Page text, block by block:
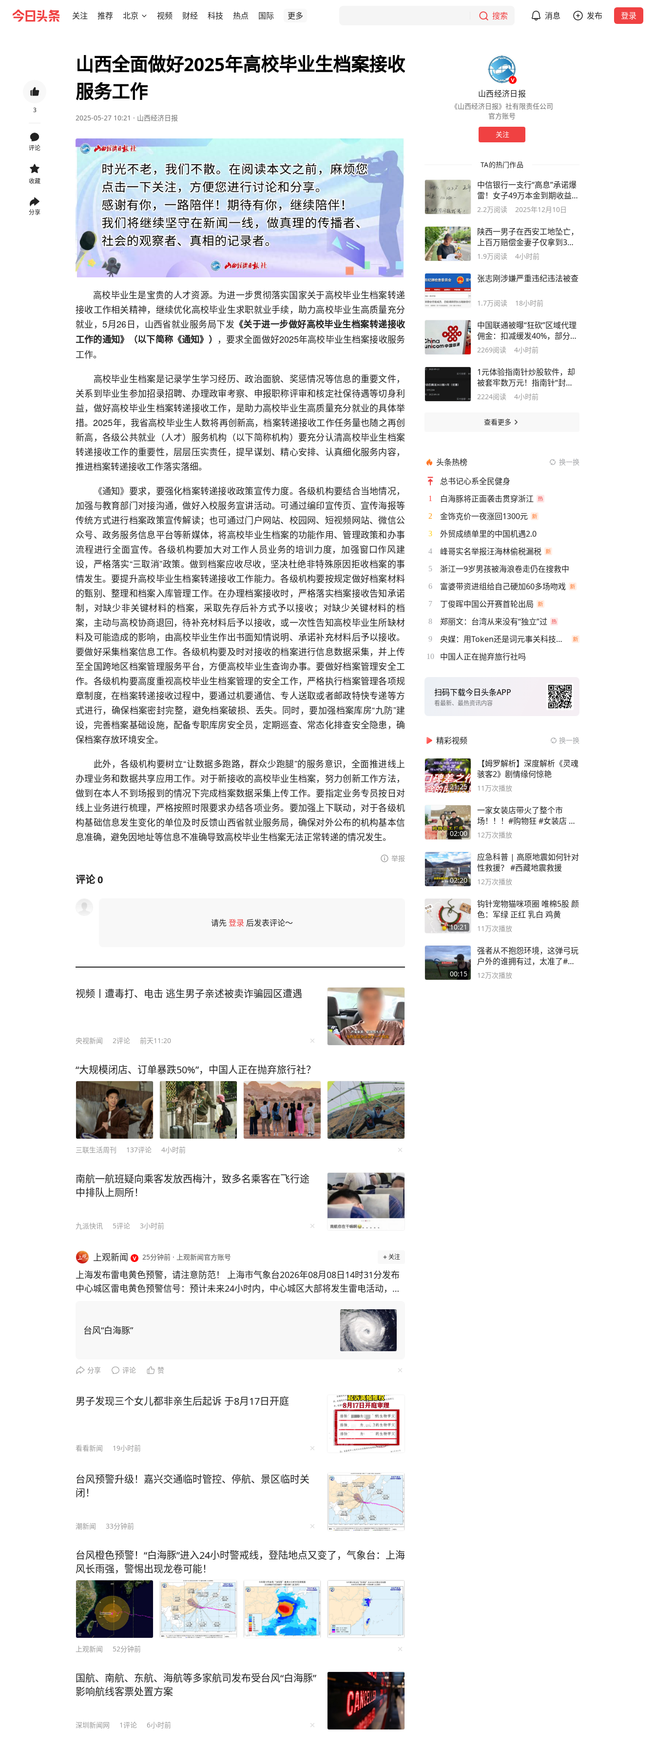
关注 推荐 北京 视频 财经 科技 热点 国际 更多 搜索 消息 发布 登录
3
评论
收藏
分享
山西全面做好2025年高校毕业生档案接收
服务工作
2025-05-27 10:21 · 山西经济日报
高校毕业生是宝贵的人才资源。为进一步贯彻落实国家关于高校毕业生档案转递
接收工作相关精神，继续优化高校毕业生求职就业手续，助力高校毕业生高质量充分
就业，5月26日，山西省就业服务局下发 《关于进一步做好高校毕业生档案转递接收
工作的通知》（以下简称《通知》） ，要求全面做好2025年高校毕业生档案接收服务
工作。
高校毕业生档案是记录学生学习经历、政治面貌、奖惩情况等信息的重要文件，
关系到毕业生参加招录招聘、办理政审考察、申报职称评审和核定社保待遇等切身利
益，做好高校毕业生档案转递接收工作，是助力高校毕业生高质量充分就业的具体举
措。2025年，我省高校毕业生人数将再创新高，档案转递接收工作任务量也随之再创
新高，各级公共就业（人才）服务机构（以下简称机构）要充分认清高校毕业生档案
转递接收工作的重要性，层层压实责任，提早谋划、精心安排、认真细化服务内容，
推进档案转递接收工作落实落细。
《通知》要求，要强化档案转递接收政策宣传力度。各级机构要结合当地情况，
加强与教育部门对接沟通，做好入校服务宣讲活动。可通过编印宣传页、宣传海报等
传统方式进行档案政策宣传解读；也可通过门户网站、校园网、短视频网站、微信公
众号、政务服务信息平台等新媒体，将高校毕业生档案的功能作用、管理政策和办事
流程进行全面宣传。各级机构要加大对工作人员业务的培训力度，加强窗口作风建
设，严格落实“三取消”政策。做到档案应收尽收，坚决杜绝非特殊原因拒收档案的事
情发生。要提升高校毕业生档案转递接收工作能力。各级机构要按规定做好档案材料
的甄别、整理和档案入库管理工作。在办理档案接收时，严格落实档案接收告知承诺
制，对缺少非关键材料的档案，采取先存后补方式予以接收；对缺少关键材料的档
案，主动与高校协商退回，待补充材料后予以接收，或一次性告知高校毕业生所缺材
料及可能造成的影响，由高校毕业生作出书面知情说明、承诺补充材料后予以接收。
要做好采集档案信息工作。各级机构要及时对接收的档案进行信息数据采集，并上传
至全国跨地区档案管理服务平台，方便高校毕业生查询办事。要做好档案管理安全工
作。各级机构要高度重视高校毕业生档案管理的安全工作，严格执行档案管理各项规
章制度，在档案转递接收过程中，要通过机要通信、专人送取或者邮政特快专递等方
式进行，确保档案密封完整，避免档案破损、丢失。同时，要加强档案库房“九防”建
设，完善档案基础设施，配备专职库房安全员，定期巡查、常态化排查安全隐患，确
保档案存放环境安全。
此外，各级机构要树立“让数据多跑路，群众少跑腿”的服务意识，全面推进线上
办理业务和数据共享应用工作。对于新接收的高校毕业生档案，努力创新工作方法，
做到在本人不到场报到的情况下完成档案数据采集上传工作。要指定业务专员按日对
线上业务进行梳理，严格按照时限要求办结各项业务。要加强上下联动，对于各级机
构基础信息发生变化的单位及时反馈山西省就业服务局，确保对外公布的机构基本信
息准确，避免因地址等信息不准确导致高校毕业生档案无法正常转递的情况发生。
举报
评论0
请先登录 后发表评论～
视频丨遭毒打、电击 逃生男子亲述被卖诈骗园区遭遇
央视新闻 2评论 前天11:20
“大规模闭店、订单暴跌50%”，中国人正在抛弃旅行社？
三联生活周刊 137评论 4小时前
南航一航班疑向乘客发放西梅汁，致多名乘客在飞行途
中排队上厕所！
九派快讯 5评论 3小时前
上观新闻 25分钟前 · 上观新闻官方账号 关注
上海发布雷电黄色预警，请注意防范！ 上海市气象台2026年08月08日14时31分发布
中心城区雷电黄色预警信号：预计未来24小时内，中心城区大部将发生雷电活动，可
挂。 截至15:10，上海分区预警图↓ 综合自：上海发布、市气象服务中心 编辑：宁平
英 特别声明：本文经上观新闻客户端的“上观号”入驻单位授权发布，仅代表该入驻单
位观点，“上观新闻”仅为信息发布平台，如您认为发布内容侵犯您的相关权益，请联
台风“白海豚”
分享 评论 赞
男子发现三个女儿都非亲生后起诉 于8月17日开庭
看看新闻 19小时前
台风预警升级！嘉兴交通临时管控、停航、景区临时关
闭！
潮新闻 33分钟前
台风橙色预警！“白海豚”进入24小时警戒线，登陆地点又变了，气象台：上海
风长雨强，警惕出现龙卷可能！
上观新闻 52分钟前
国航、南航、东航、海航等多家航司发布受台风“白海豚”
影响航线客票处置方案
深圳新闻网 1评论 6小时前
山西经济日报
《山西经济日报》社有限责任公司
官方账号
关注
TA的热门作品
中信银行一支行“高息”承诺爆
雷！女子49万本金到期收益缩
水超7成
2.2万阅读 2025年12月10日
陕西一男子在西安工地坠亡，
上百万赔偿金妻子仅拿到3
万：公公转移钱款辩称“替儿
烧了”，女方已报警
1.9万阅读 4小时前
张志刚涉嫌严重违纪违法被查
1.7万阅读 18小时前
中国联通被曝“狂砍”区域代理
佣金：扣减缓发40%，部分套
餐资费涨幅达100%
2269阅读 4小时前
1元体验指南针炒股软件，却
被套牢数万元！指南针“封口
协议”，违约罚7900元
2224阅读 4小时前
查看更多
头条热榜 换一换
总书记心系全民健身
1 白海豚将正面袭击贯穿浙江
2 金饰克价一夜涨回1300元
3 外贸成绩单里的中国机遇2.0
4 峰哥实名举报汪海林偷税漏税
5 浙江一9岁男孩被海浪卷走仍在搜救中
6 富婆带资进组给自己硬加60多场吻戏
7 丁俊晖中国公开赛首轮出局
8 郑丽文：台湾从来没有“独立”过
9 央媒：用Token还是词元事关科技话语权
10 中国人正在抛弃旅行社吗
扫码下载今日头条APP
看最新、最热资讯内容
精彩视频 换一换
21:25
【姆罗解析】深度解析《灵魂
骇客2》剧情缘何惊艳
11万次播放
02:00
一家女装店带火了整个市
场！！！#购物狂 #女装店 #
高品质女装
12万次播放
02:20
应急科普 | 高原地震如何针对
性救援？ #西藏地震救援
12万次播放
10:21
钩针宠物猫咪项圈 唯棉5股 颜
色：军绿 正红 乳白 鸡黄
11万次播放
00:15
强者从不抱怨环境，这弹弓玩
户外的谁拥有过，太准了#弹
弓#户外
12万次播放